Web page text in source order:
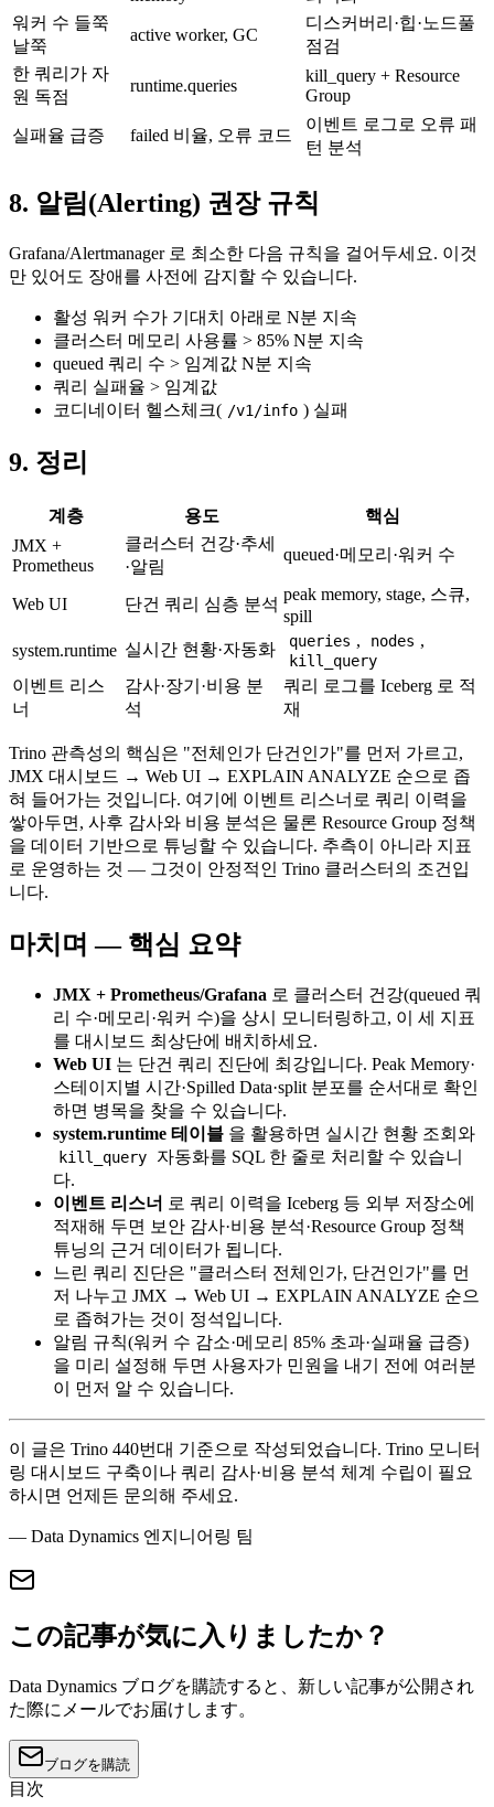
워커 수 들쭉
날쭉
active worker, GC
디스커버리·힙·노드풀
점검
한 쿼리가 자
원 독점
runtime.queries
kill_query + Resource
Group
실패율 급증 failed 비율, 오류 코드
이벤트 로그로 오류 패
턴 분석
8. 알림(Alerting) 권장 규칙
Grafana/Alertmanager 로 최소한 다음 규칙을 걸어두세요. 이것
만 있어도 장애를 사전에 감지할 수 있습니다.
활성 워커 수가 기대치 아래로 N분 지속
클러스터 메모리 사용률 > 85% N분 지속
queued 쿼리 수 > 임계값 N분 지속
쿼리 실패율 > 임계값
코디네이터 헬스체크( /v1/info ) 실패
9. 정리
계층 용도
핵심
JMX +
Prometheus
클러스터 건강·추세
·알림
queued·메모리·워커 수
Web UI 단건 쿼리 심층 분석
peak memory, stage, 스큐,
spill
system.runtime 실시간 현황·자동화 queries , nodes ,
kill_query
이벤트 리스
너
감사·장기·비용 분
석
쿼리 로그를 Iceberg 로 적
재
Trino 관측성의 핵심은 "전체인가 단건인가"를 먼저 가르고,
JMX 대시보드 → Web UI → EXPLAIN ANALYZE 순으로 좁
혀 들어가는 것입니다. 여기에 이벤트 리스너로 쿼리 이력을
쌓아두면, 사후 감사와 비용 분석은 물론 Resource Group 정책
을 데이터 기반으로 튜닝할 수 있습니다. 추측이 아니라 지표
로 운영하는 것 — 그것이 안정적인 Trino 클러스터의 조건입
니다.
마치며 — 핵심 요약
JMX + Prometheus/Grafana 로 클러스터 건강(queued 쿼
리 수·메모리·워커 수)을 상시 모니터링하고, 이 세 지표
를 대시보드 최상단에 배치하세요.
Web UI 는 단건 쿼리 진단에 최강입니다. Peak Memory·
스테이지별 시간·Spilled Data·split 분포를 순서대로 확인
하면 병목을 찾을 수 있습니다.
system.runtime 테이블 을 활용하면 실시간 현황 조회와
kill_query
자동화를 SQL 한 줄로 처리할 수 있습니
다.
이벤트 리스너 로 쿼리 이력을 Iceberg 등 외부 저장소에
적재해 두면 보안 감사·비용 분석·Resource Group 정책
튜닝의 근거 데이터가 됩니다.
느린 쿼리 진단은 "클러스터 전체인가, 단건인가"를 먼
저 나누고 JMX → Web UI → EXPLAIN ANALYZE 순으
로 좁혀가는 것이 정석입니다.
알림 규칙(워커 수 감소·메모리 85% 초과·실패율 급증)
을 미리 설정해 두면 사용자가 민원을 내기 전에 여러분
이 먼저 알 수 있습니다.
이 글은 Trino 440번대 기준으로 작성되었습니다. Trino 모니터
링 대시보드 구축이나 쿼리 감사·비용 분석 체계 수립이 필요
하시면 언제든 문의해 주세요.
— Data Dynamics 엔지니어링 팀
この記事が気に入りましたか？
Data Dynamics ブログを購読すると、新しい記事が公開され
た際にメールでお届けします。
ブログを購読
目次